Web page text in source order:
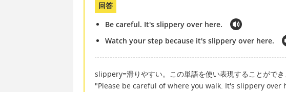
回答
Be careful. It's slippery over here.
Watch your step because it's slippery over here.
slippery=滑りやすい。この単語を使い表現することができ
"Please be careful of where you walk. It's slippery over